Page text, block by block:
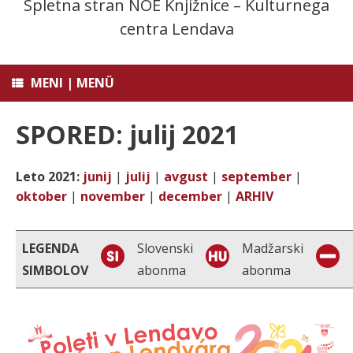
Spletna stran NOE Knjižnice – Kulturnega
centra Lendava
MENI | MENÜ
SPORED: julij 2021
Leto 2021: junij | julij | avgust | september |
oktober | november | december | ARHIV
LEGENDA
SIMBOLOV
Slovenski
abonma
Madžarski
abonma